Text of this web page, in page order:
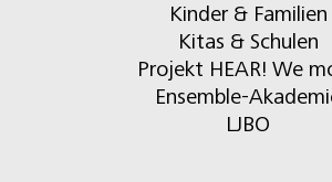
Kinder & Familien
Kitas & Schulen
Projekt HEAR! We
Ensemble-
LJBO